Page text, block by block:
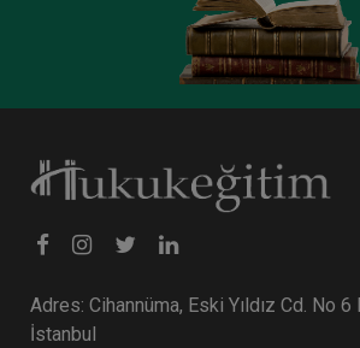
Adres: Cihannüma, Eski Yıldız Cd. No
İstanbul